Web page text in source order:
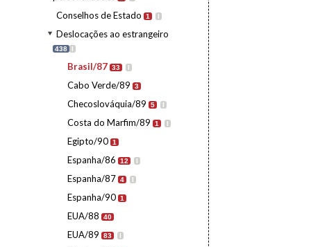
Conselhos de Estado 1 I
Deslocações ao estrangeiro
438 I
Brasil/87 33 I
Cabo Verde/89 3
Checoslováquia/89 5 I
Costa do Marfim/89 1 I
Egipto/90 1
Espanha/86 12 I
Espanha/87 4 I
Espanha/90 1
EUA/88 40
EUA/89 83 I